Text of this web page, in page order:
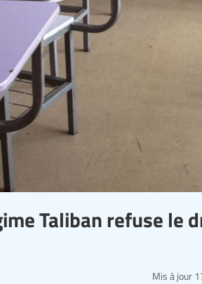
Taliban refuse le
Mis à jour